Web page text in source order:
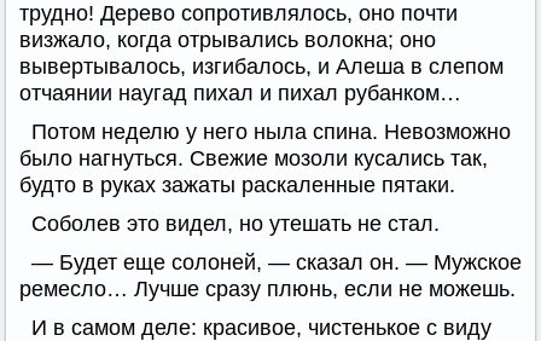
трудно! Дерево сопротивлялось, оно почти
визжало, когда отрывались волокна; оно
вывертывалось, изгибалось, и Алеша в слепом
отчаянии наугад пихал и пихал рубанком…
Потом неделю у него ныла спина. Невозможно
было нагнуться. Свежие мозоли кусались так,
будто в руках зажаты раскаленные пятаки.
Соболев это видел, но утешать не стал.
— Будет еще солоней, — сказал он. — Мужское
ремесло… Лучше сразу плюнь, если не можешь.
И в самом деле: красивое, чистенькое с виду